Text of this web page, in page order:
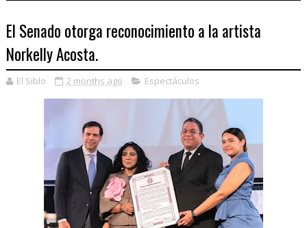
El Senado otorga reconocimiento a la artista
Norkelly Acosta.
El Siblo 2 months ago Espectáculos